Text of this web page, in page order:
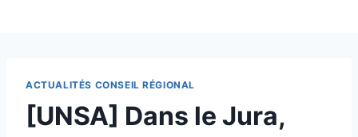
ACTUALITÉS CONSEIL RÉGIONAL
[UNSA] Dans le Jura,